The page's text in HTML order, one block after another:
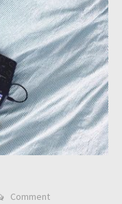
Comment